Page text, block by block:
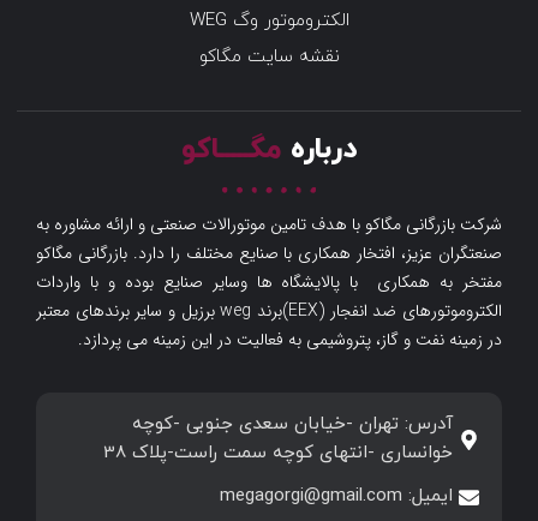
الکتروموتور وگ WEG
نقشه سایت مگاکو
درباره مگـــــاکو
شرکت بازرگانی مگاکو با هدف تامین موتورالات صنعتی و ارائه مشاوره به
صنعتگران عزیز، افتخار همکاری با صنایع مختلف را دارد. بازرگانی مگاکو
مفتخر به همکاری با پالایشگاه ها وسایر صنایع بوده و با واردات
الکتروموتورهای ضد انفجار (EEX)برند weg برزیل و سایر برندهای معتبر
در زمینه نفت و گاز، پتروشیمی به فعالیت در این زمینه می پردازد.
آدرس: تهران -خیابان سعدی جنوبی -کوچه
خوانساری -انتهای کوچه سمت راست-پلاک 38
ایمیل: megagorgi@gmail.com